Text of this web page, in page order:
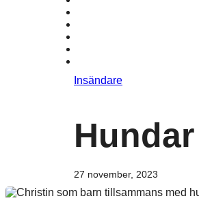
Insändare
27 november, 2023